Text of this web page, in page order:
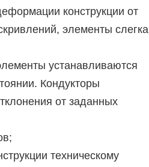
конструкции от
элементы слегка
устанавливаются
Кондукторы
от заданных
техническому